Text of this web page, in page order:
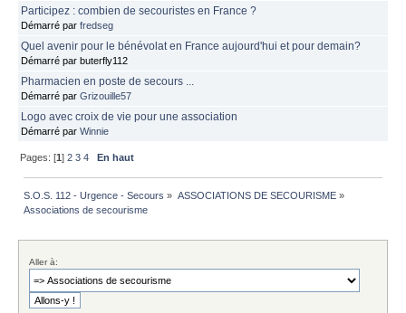
Participez : combien de secouristes en France ?
Démarré par fredseg
Quel avenir pour le bénévolat en France aujourd'hui et pour demain?
Démarré par buterfly112
Pharmacien en poste de secours ...
Démarré par Grizouille57
Logo avec croix de vie pour une association
Démarré par Winnie
Pages: [1]2 3 4 En haut
S.O.S. 112 - Urgence - Secours » ASSOCIATIONS DE SECOURISME»
Associations de secourisme
Aller à: